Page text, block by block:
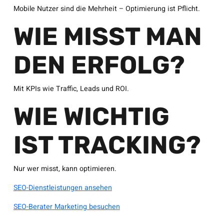
Mobile Nutzer sind die Mehrheit – Optimierung ist Pflicht.
WIE MISST MAN
DEN ERFOLG?
Mit KPIs wie Traffic, Leads und ROI.
WIE WICHTIG
IST TRACKING?
Nur wer misst, kann optimieren.
SEO-Dienstleistungen ansehen
SEO-Berater Marketing besuchen